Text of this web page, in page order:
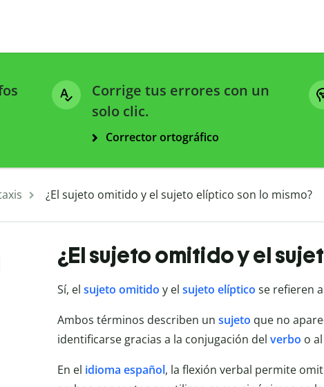
Corrige tus errores con un
solo clic.
Corrector ortográfico
¿El sujeto omitido y el sujeto elíptico son lo mismo?
¿El sujeto omitido y el
Sí, el sujeto omitido y el sujeto elíptico se refieren
Ambos términos describen un sujeto que no
identificarse gracias a la conjugación del verbo o
En el idioma español, la flexión verbal permite